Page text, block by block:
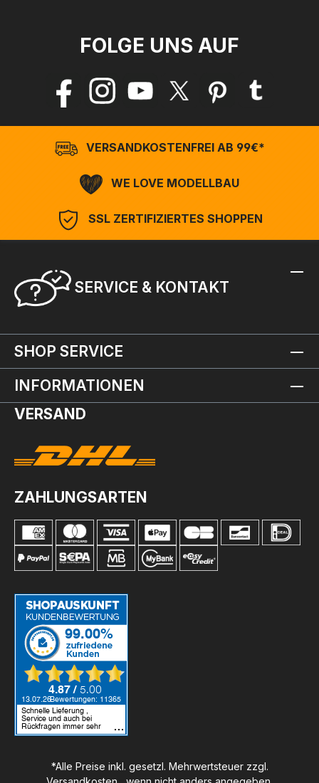
FOLGE UNS AUF
VERSANDKOSTENFREI AB 99€*
WE LOVE MODELLBAU
SSL ZERTIFIZIERTES SHOPPEN
SERVICE & KONTAKT
SHOP SERVICE
INFORMATIONEN
VERSAND
ZAHLUNGSARTEN
*Alle Preise inkl. gesetzl. Mehrwertsteuer zzgl.